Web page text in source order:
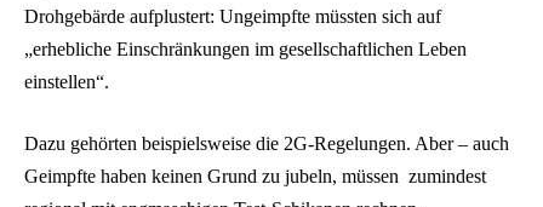
Drohgebärde aufplustert: Ungeimpfte müssten sich auf
„erhebliche Einschränkungen im gesellschaftlichen Leben
einstellen“.
Dazu gehörten beispielsweise die 2G-Regelungen. Aber – auch
Geimpfte haben keinen Grund zu jubeln, müssen zumindest